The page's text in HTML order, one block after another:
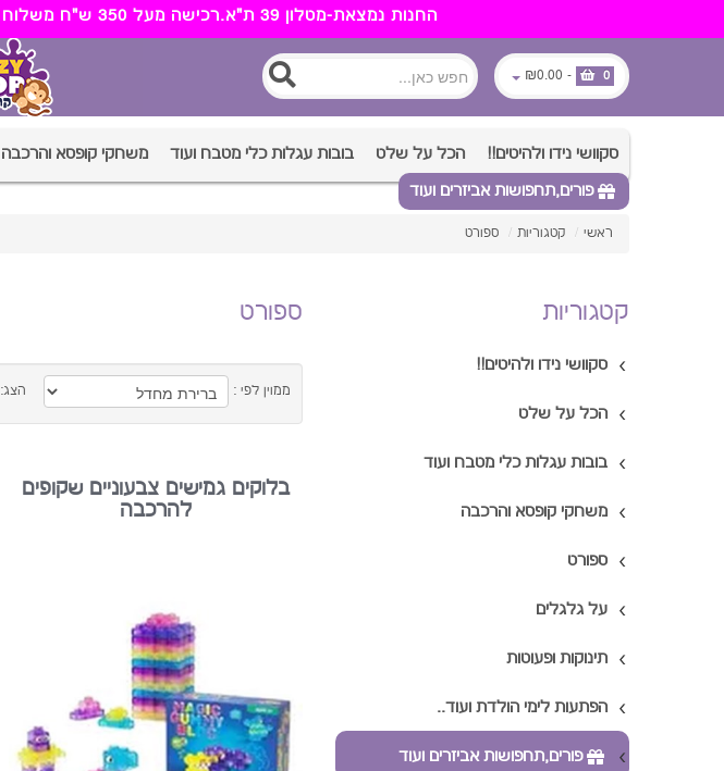
החנות נמצאת-מטלון 39 ת"א.רכישה מעל 350 ש"ח משלוח חינם. ניתן לאסוף מהמחסן שנמצא בנוף הארץ 052-6105503
0
-
₪0.00
סקוושי נידו ולהיטים!! הכל על שלט בובות עגלות כלי מטבח ועוד משחקי קופסא והרכבה
פורים,תחפושות אביזרים ועוד
ראשי / קטגוריות / ספורט
קטגוריות
סקוושי נידו ולהיטים!!
הכל על שלט
בובות עגלות כלי מטבח ועוד
משחקי קופסא והרכבה
ספורט
על גלגלים
תינוקות ופעוטות
הפתעות לימי הולדת ועוד..
פורים,תחפושות אביזרים ועוד
ספורט
ממוין לפי : הצג:
בלוקים גמישים צבעוניים שקופים
להרכבה